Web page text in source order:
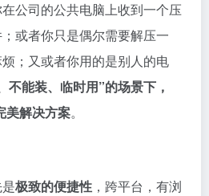
公司的公共电脑上收到一个压
或者你只是偶尔需要解压一
；又或者你用的是别人的电
不能装、临时用”的场景下，
美解决方案。
极致的便捷性 ，跨平台，有浏